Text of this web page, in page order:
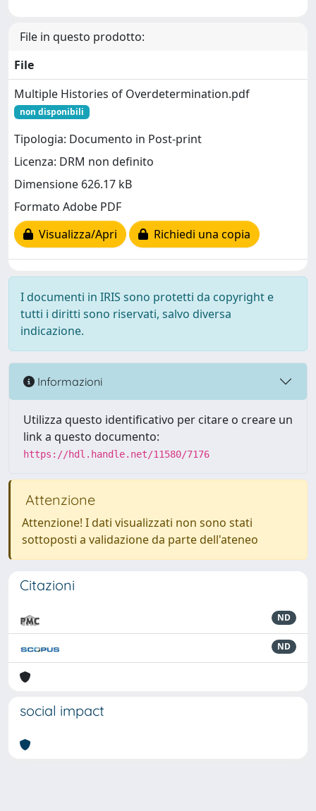
File in questo prodotto:
File
Multiple Histories of Overdetermination.pdf
non disponibili
Tipologia: Documento in Post-print
Licenza: DRM non definito
Dimensione 626.17 kB
Formato Adobe PDF
Visualizza/Apri
Richiedi una copia
I documenti in IRIS sono protetti da copyright e
tutti i diritti sono riservati, salvo diversa
indicazione.
Informazioni
Utilizza questo identificativo per citare o creare un
link a questo documento:
https://hdl.handle.net/11580/7176
Attenzione
Attenzione! I dati visualizzati non sono stati
sottoposti a validazione da parte dell'ateneo
Citazioni
ND
ND
social impact